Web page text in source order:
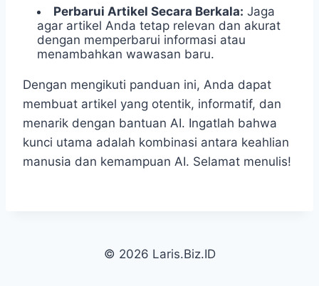
Perbarui Artikel Secara Berkala: Jaga
agar artikel Anda tetap relevan dan akurat
dengan memperbarui informasi atau
menambahkan wawasan baru.
Dengan mengikuti panduan ini, Anda dapat
membuat artikel yang otentik, informatif, dan
menarik dengan bantuan AI. Ingatlah bahwa
kunci utama adalah kombinasi antara keahlian
manusia dan kemampuan AI. Selamat menulis!
© 2026 Laris.Biz.ID